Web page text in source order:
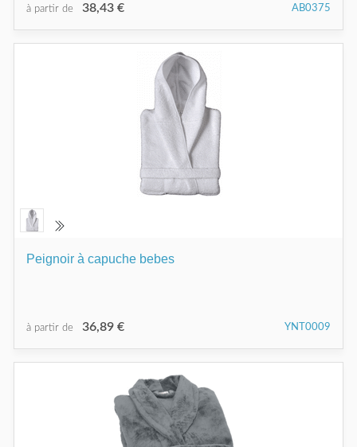
à partir de 38,43 € AB0375
Peignoir à capuche bebes
à partir de 36,89 € YNT0009